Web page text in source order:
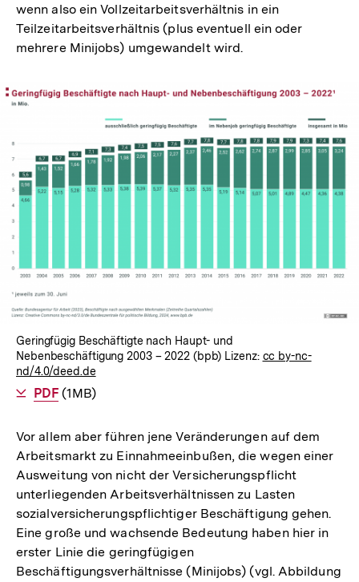
wenn also ein Vollzeitarbeitsverhältnis in ein
Teilzeitarbeitsverhältnis (plus eventuell ein oder
mehrere Minijobs) umgewandelt wird.
Geringfügig Beschäftigte nach Haupt- und
Nebenbeschäftigung 2003 – 2022 (bpb) Lizenz: cc by-nc-
nd/4.0/deed.de
Als
PDFherunterladen
(1MB)
Vor allem aber führen jene Veränderungen auf dem
Arbeitsmarkt zu Einnahmeeinbußen, die wegen einer
Ausweitung von nicht der Versicherungspflicht
unterliegenden Arbeitsverhältnissen zu Lasten
sozialversicherungspflichtiger Beschäftigung gehen.
Eine große und wachsende Bedeutung haben hier in
erster Linie die geringfügigen
Beschäftigungsverhältnisse (Minijobs) (vgl. Abbildung